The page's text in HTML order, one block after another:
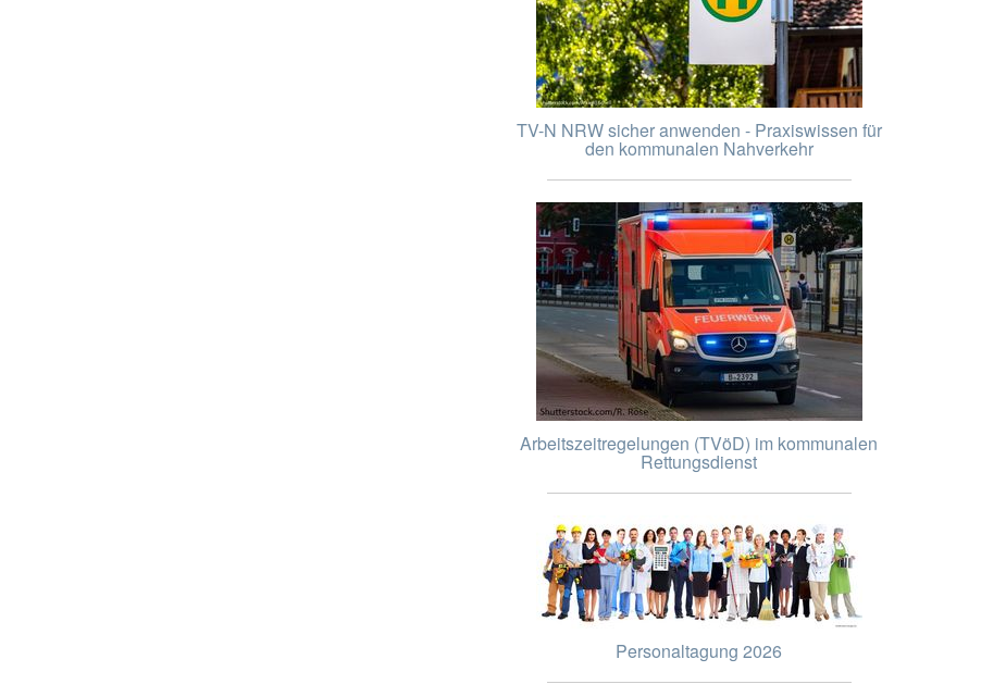
TV-N NRW sicher anwenden - Praxiswissen für
den kommunalen Nahverkehr
Arbeitszeitregelungen (TVöD) im kommunalen
Rettungsdienst
Personaltagung 2026